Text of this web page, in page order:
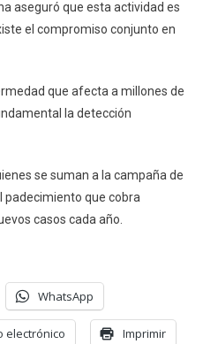
aseguró que esta actividad es
el compromiso conjunto en
que afecta a millones de
la detección
se suman a la campaña de
padecimiento que cobra
casos cada año.
WhatsApp
electrónico Imprimir